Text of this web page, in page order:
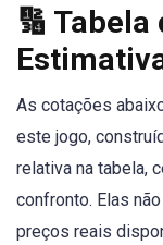
🔢 Tabela
As cotações
este jogo,
relativa na tabela,
confronto. Elas
preços reais